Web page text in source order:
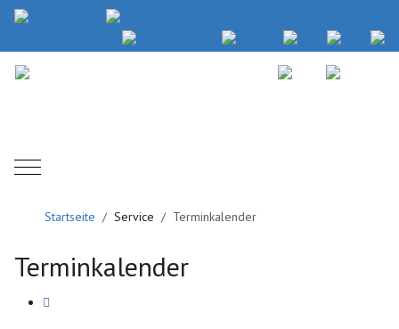
Mobile Menu Toggle
Startseite Service Terminkalender
Terminkalender